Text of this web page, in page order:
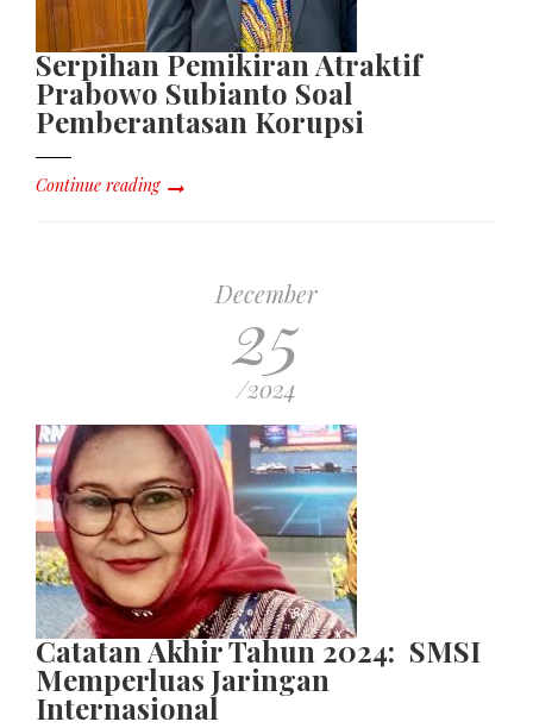
Serpihan Pemikiran Atraktif
Prabowo Subianto Soal
Pemberantasan Korupsi
Continue reading
December
25
/2024
Catatan Akhir Tahun 2024: SMSI
Memperluas Jaringan
Internasional